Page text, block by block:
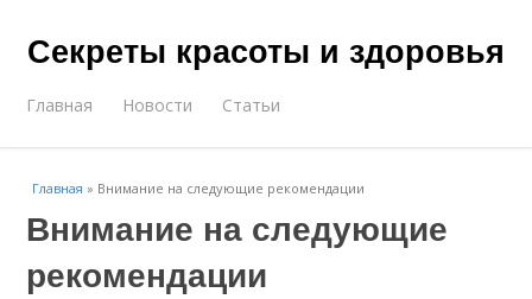
Секреты красоты и здоровья
Главная Новости Статьи
Главная » Внимание на следующие рекомендации
Внимание на следующие
рекомендации